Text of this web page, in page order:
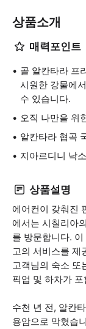
상품소개
매력포인트
골 알칸타라 프
시원한 강물에
수 있습니다.
오직 나만을 위
알칸타라 협곡
지아르디니 낙
상품설명
에어컨이 갖춰진
에서는 시칠리아
를 방문합니다.
고의 서비스를 제
고객님의 숙소 또
픽업 및 하차가
수천 년 전, 알칸
용암으로 막혔습